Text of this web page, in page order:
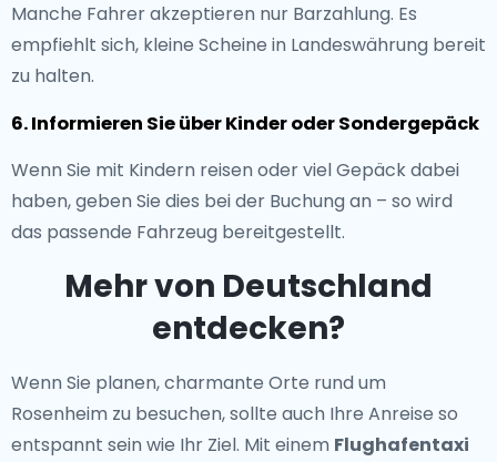
Manche Fahrer akzeptieren nur Barzahlung. Es
empfiehlt sich, kleine Scheine in Landeswährung bereit
zu halten.
6. Informieren Sie über Kinder oder Sondergepäck
Wenn Sie mit Kindern reisen oder viel Gepäck dabei
haben, geben Sie dies bei der Buchung an – so wird
das passende Fahrzeug bereitgestellt.
Mehr von Deutschland
entdecken?
Wenn Sie planen, charmante Orte rund um
Rosenheim zu besuchen, sollte auch Ihre Anreise so
entspannt sein wie Ihr Ziel. Mit einem Flughafentaxi